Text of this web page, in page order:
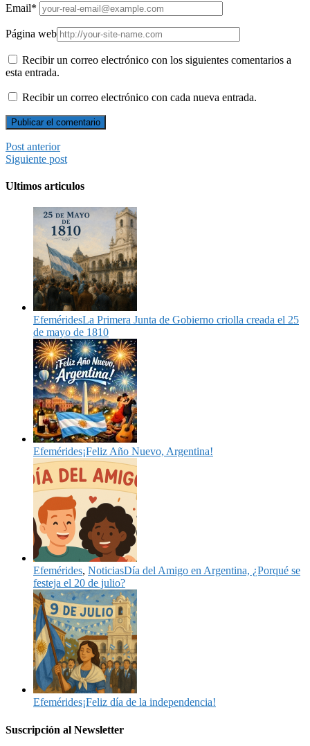
Email*
Página web
Recibir un correo electrónico con los siguientes comentarios a
esta entrada.
Recibir un correo electrónico con cada nueva entrada.
Post anterior
Siguiente post
Ultimos articulos
EfeméridesLa Primera Junta de Gobierno criolla creada el 25
de mayo de 1810
Efemérides¡Feliz Año Nuevo, Argentina!
Efemérides, NoticiasDía del Amigo en Argentina, ¿Porqué se
festeja el 20 de julio?
Efemérides¡Feliz día de la independencia!
Suscripción al Newsletter